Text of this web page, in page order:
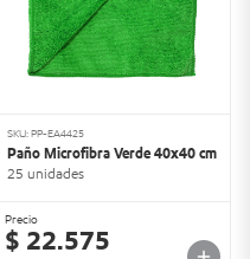
SKU: PP-EA4425
Paño Microfibra Verde 40x40 cm
25 unidades
Precio
$ 22.575